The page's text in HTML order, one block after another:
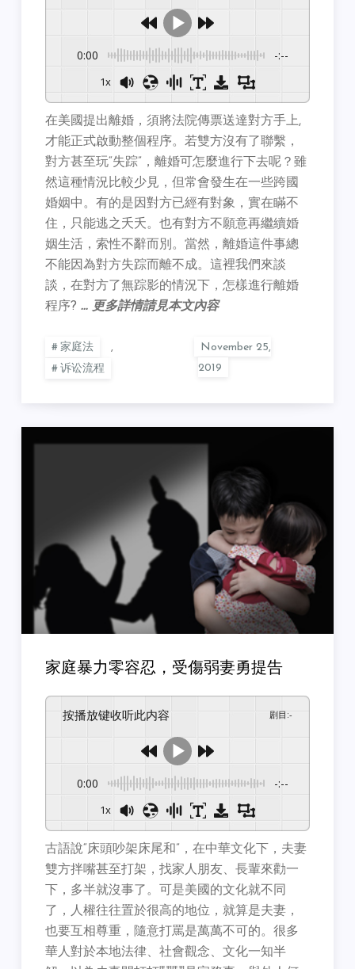
0:00 -:--
1x
在美國提出離婚，須將法院傳票送達對方手上,
才能正式啟動整個程序。若雙方沒有了聯繫，
對方甚至玩“失踪”，離婚可怎麼進行下去呢？雖
然這種情況比較少見，但常會發生在一些跨國
婚姻中。有的是因對方已經有對象，實在瞞不
住，只能逃之夭夭。也有對方不願意再繼續婚
姻生活，索性不辭而別。當然，離婚這件事總
不能因為對方失踪而離不成。這裡我們來談
談，在對方了無踪影的情況下，怎樣進行離婚
程序? … 更多詳情請見本文內容
家庭法
,
诉讼流程
家庭暴力零容忍，受傷弱妻勇提告
按播放键收听此内容 剧目 :-
0:00 -:--
1x
古語說“床頭吵架床尾和”，在中華文化下，夫妻
雙方拌嘴甚至打架，找家人朋友、長輩來勸一
下，多半就沒事了。可是美國的文化就不同
了，人權往往置於很高的地位，就算是夫妻，
也要互相尊重，隨意打罵是萬萬不可的。很多
華人對於本地法律、社會觀念、文化一知半